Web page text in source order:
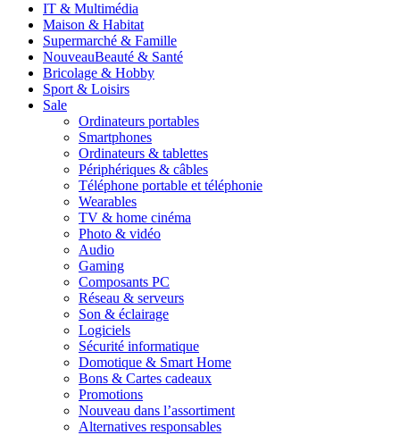
IT & Multimédia
Maison & Habitat
Supermarché & Famille
NouveauBeauté & Santé
Bricolage & Hobby
Sport & Loisirs
Sale
Ordinateurs portables
Smartphones
Ordinateurs & tablettes
Périphériques & câbles
Téléphone portable et téléphonie
Wearables
TV & home cinéma
Photo & vidéo
Audio
Gaming
Composants PC
Réseau & serveurs
Son & éclairage
Logiciels
Sécurité informatique
Domotique & Smart Home
Bons & Cartes cadeaux
Promotions
Nouveau dans l’assortiment
Alternatives responsables